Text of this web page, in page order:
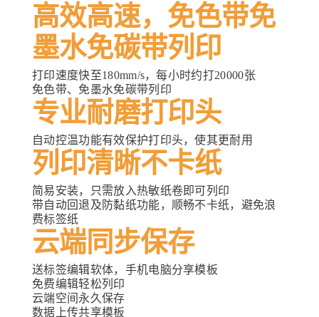
高效高速，免色带免
墨水免碳带列印
打印速度快至180mm/s，每小时约打20000张
免色带、免墨水免碳带列印
专业耐磨打印头
自动控温功能有效保护打印头，使其更耐用
列印清晰不卡纸
简易安装，只需放入热敏纸卷即可列印
带自动回退及 防黏纸功能，顺畅不卡纸，避免浪
费标签纸
云端同步保存
送标签编辑软体，手机电脑分享模板
免费编辑轻松列印
云端空间永久保存
数据上传共享模板